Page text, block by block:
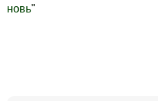
новь"